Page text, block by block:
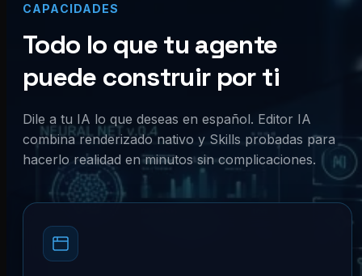
CAPACIDADES
Todo lo que tu agente
puede construir por ti
Dile a tu IA lo que deseas en español. Editor IA
combina renderizado nativo y Skills probadas para
hacerlo realidad en minutos sin complicaciones.